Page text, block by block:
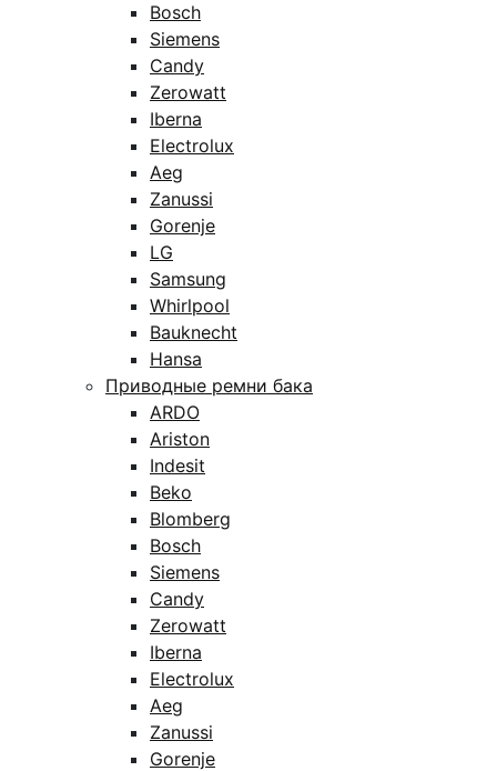
Bosch
Siemens
Candy
Zerowatt
Iberna
Electrolux
Aeg
Zanussi
Gorenje
LG
Samsung
Whirlpool
Bauknecht
Hansa
Приводные ремни бака
ARDO
Ariston
Indesit
Beko
Blomberg
Bosch
Siemens
Candy
Zerowatt
Iberna
Electrolux
Aeg
Zanussi
Gorenje